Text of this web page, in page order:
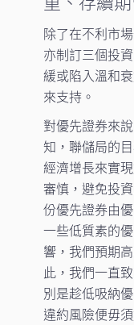
除了在不利市
亦制訂三個投
緩或陷入溫和
來支持。
對優先證券來
知，聯儲局的
經濟增長來實
審慎，避免投
份優先證券由
一些低質素的
響，我們預期
此，我們一直
別是趁低吸納
違約風險便毋